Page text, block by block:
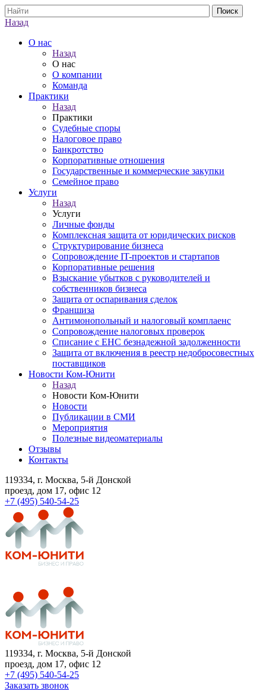
Назад
О нас
Назад
О нас
О компании
Команда
Практики
Назад
Практики
Судебные споры
Налоговое право
Банкротство
Корпоративные отношения
Государственные и коммерческие закупки
Семейное право
Услуги
Назад
Услуги
Личные фонды
Комплексная защита от юридических рисков
Структурирование бизнеса
Сопровождение IT-проектов и стартапов
Корпоративные решения
Взыскание убытков с руководителей и
собственников бизнеса
Защита от оспаривания сделок
Франшиза
Антимонопольный и налоговый комплаенс
Сопровождение налоговых проверок
Списание с ЕНС безнадежной задолженности
Защита от включения в реестр недобросовестных
поставщиков
Новости Ком-Юнити
Назад
Новости Ком-Юнити
Новости
Публикации в СМИ
Мероприятия
Полезные видеоматериалы
Отзывы
Контакты
119334, г. Москва, 5-й Донской
проезд, дом 17, офис 12
+7 (495) 540-54-25
119334, г. Москва, 5-й Донской
проезд, дом 17, офис 12
+7 (495) 540-54-25
Заказать звонок